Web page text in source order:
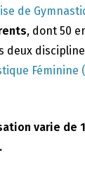
de
, dont 50
deux
Féminine
varie de